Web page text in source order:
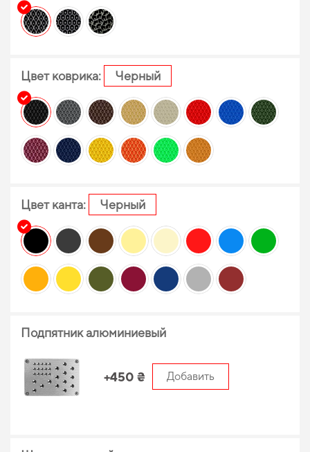
Цвет коврика: Черный
Цвет канта: Черный
Подпятник алюминиевый
+450 ₴ Добавить